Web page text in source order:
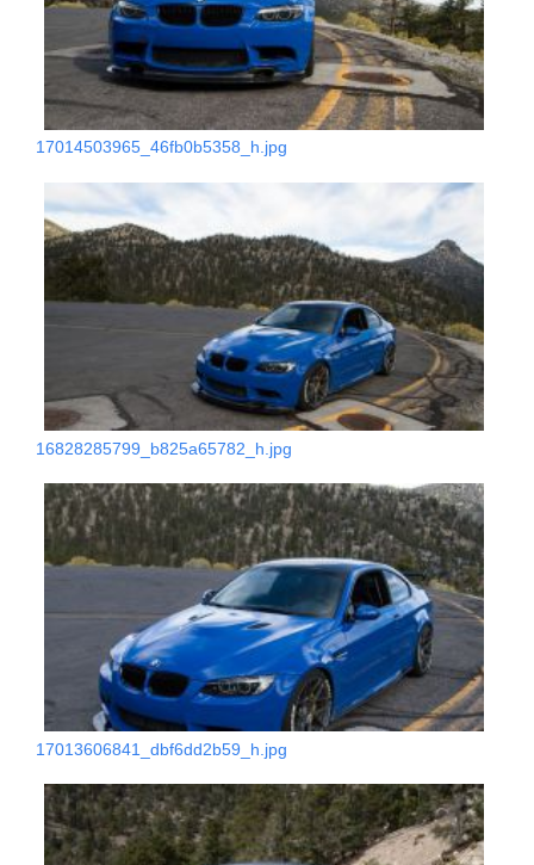
17014503965_46fb0b5358_h.jpg
16828285799_b825a65782_h.jpg
17013606841_dbf6dd2b59_h.jpg